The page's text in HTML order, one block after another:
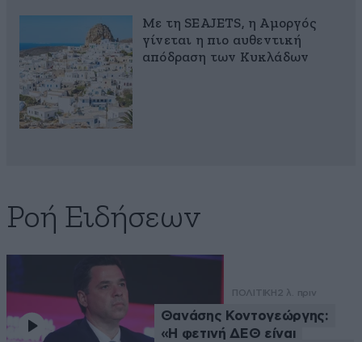
Με τη SEAJETS, η Αμοργός
γίνεται η πιο αυθεντική
απόδραση των Κυκλάδων
Ροή Ειδήσεων
ΠΟΛΙΤΙΚΗ2 λ. πριν
Θανάσης Κοντογεώργης:
«Η φετινή ΔΕΘ είναι